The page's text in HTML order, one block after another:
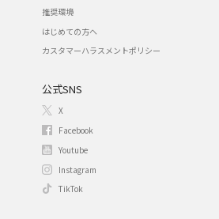
推奨環境
はじめての方へ
カスタマーハラスメントポリシー
公式SNS
X
Facebook
Youtube
Instagram
TikTok